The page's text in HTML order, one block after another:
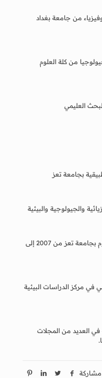
من جامعة بغداد
من كلة العلوم
العليمي
بجامعة تعز
والجيولوجية والبيئية
ـ رئيس قسم الجيولوجيا في كلية العلوم بجامعة تعز من 2007 إلى
في مركز الدراسات البيئية
في العديد من المجلات
مشاركة